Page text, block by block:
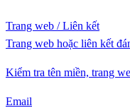
Trang web / Liên kết
Trang web hoặc liên kết
Kiểm tra tên miền, trang
Email